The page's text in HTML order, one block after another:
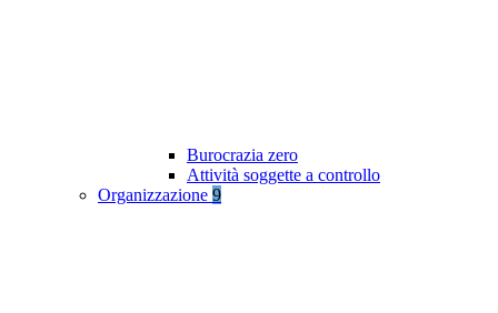
Burocrazia zero
Attività soggette a controllo
Organizzazione 9